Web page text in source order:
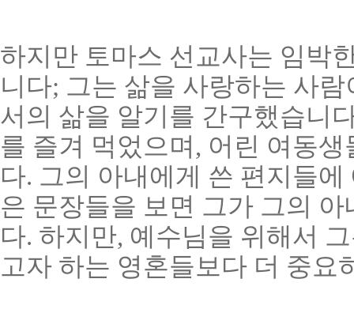
하지만 토마스 선교사는 임박
니다; 그는 삶을 사랑하는 사
서의 삶을 알기를 간구했습니
를 즐겨 먹었으며, 어린 여동
다. 그의 아내에게 쓴 편지들
은 문장들을 보면 그가 그의
다. 하지만, 예수님을 위해서
고자 하는 영혼들보다 더 중요